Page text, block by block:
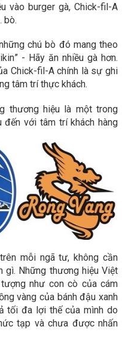
vào burger gà, Chick-fil-A
bò.
chú bò đó mang theo
- Hãy ăn nhiều gà hơn.
Chick-fil-A chính là sự ghi
tâm trí thực khách.
thương hiệu là một trong
với tâm trí khách hàng
mỗi ngã tư, không cần
gì. Những thương hiệu Việt
như con cò của cám
vàng của bánh đậu xanh
tối đa lợi thế của mình do
tạp và chưa được nhấn